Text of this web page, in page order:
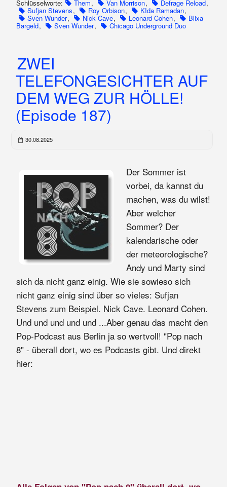
Schlüsselworte: Them, Van Morrison, Defrage Reload,
Sufjan Stevens, Roy Orbison, KIda Ramadan,
Sven Wunder, Nick Cave, Leonard Cohen, Blixa
Bargeld, Sven Wunder, Chicago Underground Duo
ZWEI
TELEFONGESICHTER AUF
DEM WEG ZUR HÖLLE!
(Episode 187)
30.08.2025
Der Sommer ist
vorbei, da kannst du
machen, was du wilst!
Aber welcher
Sommer? Der
kalendarische oder
der meteorologische?
Andy und Marty sind
sich da nicht ganz einig. Wie sie sowieso sich
nicht ganz einig sind über so vieles: Sufjan
Stevens zum Beispiel. Nick Cave. Leonard Cohen.
Und und und und und ...Aber genau das macht den
Pop-Podcast aus Berlin ja so wertvoll! "Pop nach
8" - überall dort, wo es Podcasts gibt. Und direkt
hier: